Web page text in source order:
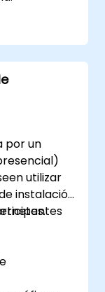
por un
utilizar
instalación